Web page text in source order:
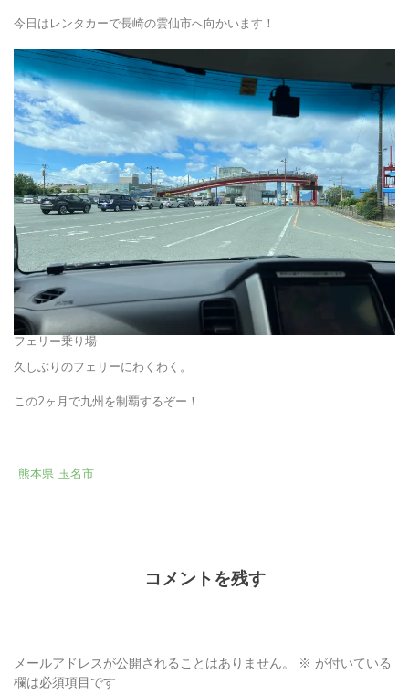
今日はレンタカーで長崎の雲仙市へ向かいます！
フェリー乗り場
久しぶりのフェリーにわくわく。
この2ヶ月で九州を制覇するぞー！
熊本県 玉名市
コメントを残す
メールアドレスが公開されることはありません。 ※ が付いている
欄は必須項目です